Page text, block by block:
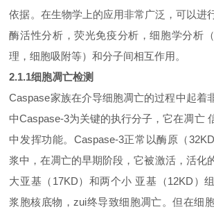
依据。在生物学上的应用非常广泛，可以进
酶活性分析，荧光免疫分析，细胞学分析
理，细胞吸附等）和分子间相互作用。
2.1.1细胞凋亡检测
Caspase家族在介导细胞凋亡的过程中起着
中Caspase-3为关键的执行分子，它在凋亡
中发挥功能。Caspase-3正常以酶原（
浆中，在凋亡的早期阶段，它被激活，活化
大亚基（17KD）和两个小 亚基（12KD）
浆胞核底物，zui终导致细胞凋亡。但在细